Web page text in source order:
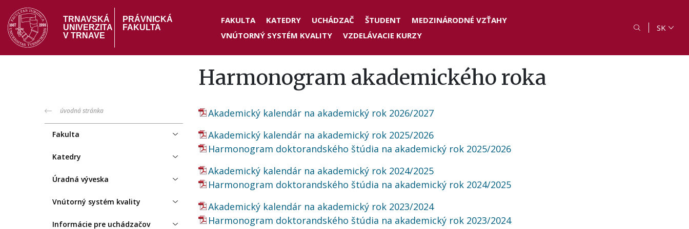
Skočiť
na
hlavný
obsah
TRNAVSKÁ
UNIVERZITA
V TRNAVE
PRÁVNICKÁ
FAKULTA
Header
menu
FAKULTA KATEDRY UCHÁDZAČ ŠTUDENT
MEDZINÁRODNÉ VZŤAHY
VNÚTORNÝ SYSTÉM KVALITY
VZDELÁVACIE KURZY
SK
Harmonogram akademického roka
PF
menu
úvodná stránka
Fakulta
Katedry
Úradná výveska
Vnútorný systém kvality
Informácie pre uchádzačov
Akademický kalendár na akademický rok 2026/2027
Akademický kalendár na akademický rok 2025/2026
Harmonogram doktorandského štúdia na akademický rok 2025/2026
Akademický kalendár na akademický rok 2024/2025
Harmonogram doktorandského štúdia na akademický rok 2024/2025
Akademický kalendár na akademický rok 2023/2024
Harmonogram doktorandského štúdia na akademický rok 2023/2024